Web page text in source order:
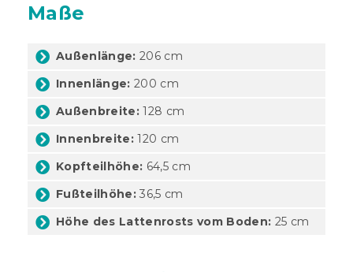
Maße
Außenlänge: 206 cm
Innenlänge: 200 cm
Außenbreite: 128 cm
Innenbreite: 120 cm
Kopfteilhöhe: 64,5 cm
Fußteilhöhe: 36,5 cm
Höhe des Lattenrosts vom Boden: 25 cm